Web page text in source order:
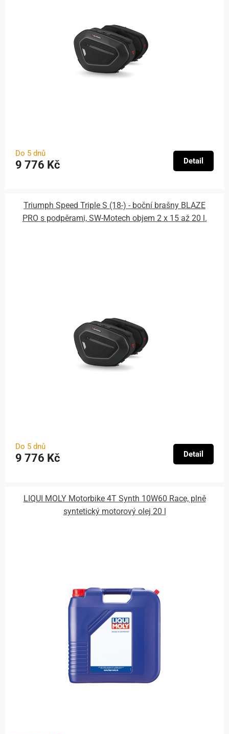
Do 5 dnů
9 776 Kč Detail
Triumph Speed Triple S (18-) - boční brašny BLAZE
PRO s podpěrami, SW-Motech objem 2 x 15 až 20 l.
Do 5 dnů
9 776 Kč Detail
LIQUI MOLY Motorbike 4T Synth 10W60 Race, plně
syntetický motorový olej 20 l